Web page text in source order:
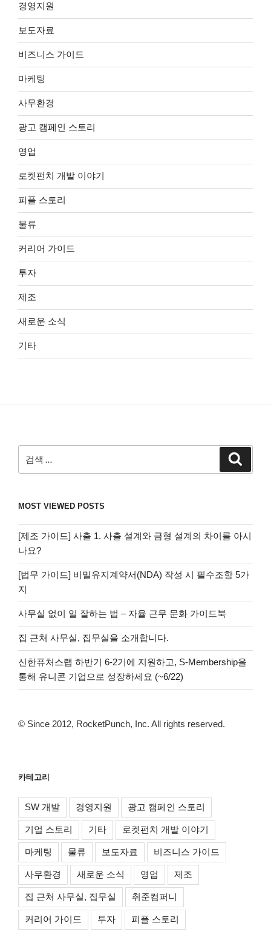
경영지원
보도자료
비즈니스 가이드
마케팅
사무환경
광고 캠페인 스토리
영업
로켓펀치 개발 이야기
피플 스토리
물류
커리어 가이드
투자
제조
새로운 소식
기타
색:
MOST VIEWED POSTS
[제조 가이드] 사출 1. 사출 설계와 금형 설계의 차이를 아시
나요?
[법무 가이드] 비밀유지계약서(NDA) 작성 시 필수조항 5가
지
사무실 없이 일 잘하는 법 – 자율 근무 문화 가이드북
집 근처 사무실, 집무실을 소개합니다.
신한퓨처스랩 하반기 6-2기에 지원하고, S-Membership을
통해 유니콘 기업으로 성장하세요 (~6/22)
© Since 2012, RocketPunch, Inc. All rights reserved.
카테고리
SW 개발 경영지원 광고 캠페인 스토리
기업 스토리 기타 로켓펀치 개발 이야기
마케팅 물류 보도자료 비즈니스 가이드
사무환경 새로운 소식 영업 제조
집 근처 사무실, 집무실 취준컴퍼니
커리어 가이드 투자 피플 스토리